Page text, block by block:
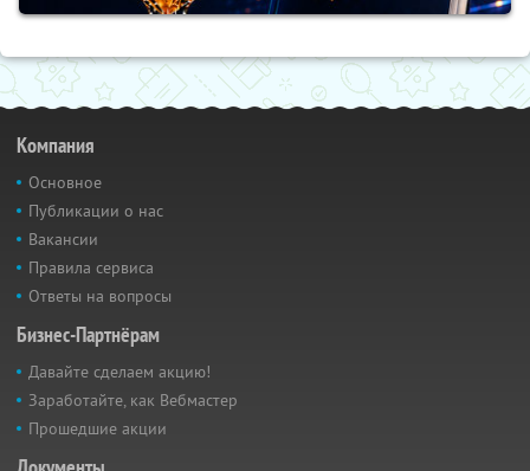
Компания
Основное
Публикации о нас
Вакансии
Правила сервиса
Ответы на вопросы
Бизнес-Партнёрам
Давайте сделаем акцию!
Заработайте, как Вебмастер
Прошедшие акции